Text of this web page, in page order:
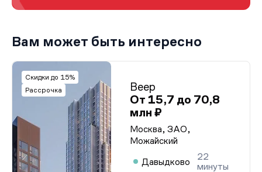
Вам может быть интересно
Скидки до 15%
Рассрочка
Веер
От 15,7 до 70,8
млн ₽
Москва, ЗАО,
Можайский
Давыдково
22
минуты